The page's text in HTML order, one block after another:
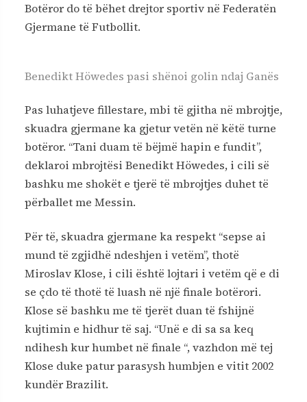
Botëror do të bëhet drejtor sportiv në Federatën
Gjermane të Futbollit.
Benedikt Höwedes pasi shënoi golin ndaj Ganës
Pas luhatjeve fillestare, mbi të gjitha në mbrojtje,
skuadra gjermane ka gjetur vetën në këtë turne
botëror. “Tani duam të bëjmë hapin e fundit”,
deklaroi mbrojtësi Benedikt Höwedes, i cili së
bashku me shokët e tjerë të mbrojtjes duhet të
përballet me Messin.
Për të, skuadra gjermane ka respekt “sepse ai
mund të zgjidhë ndeshjen i vetëm”, thotë
Miroslav Klose, i cili është lojtari i vetëm që e di
se çdo të thotë të luash në një finale botërori.
Klose së bashku me të tjerët duan të fshijnë
kujtimin e hidhur të saj. “Unë e di sa sa keq
ndihesh kur humbet në finale “, vazhdon më tej
Klose duke patur parasysh humbjen e vitit 2002
kundër Brazilit.